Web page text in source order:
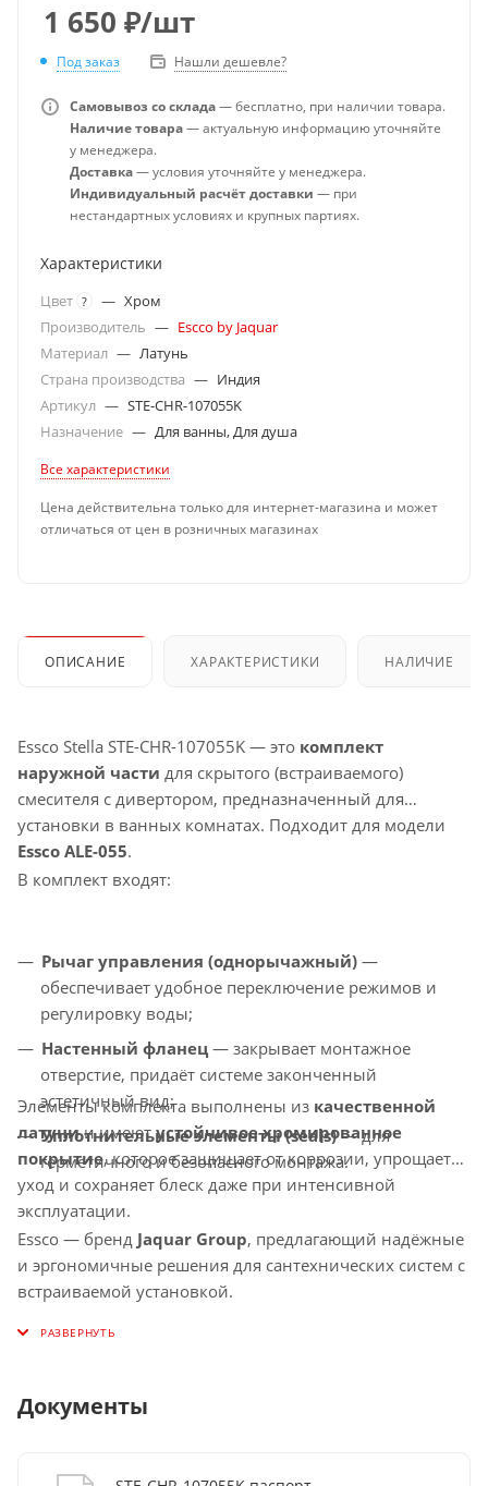
1 650 ₽/шт
Под заказ Нашли дешевле?
Самовывоз со склада— бесплатно, при наличии товара.
Наличие товара— актуальную информацию уточняйте
у менеджера.
Доставка— условия уточняйте у менеджера.
Индивидуальный расчёт доставки — при
нестандартных условиях и крупных партиях.
Характеристики
Цвет ? — Хром
Производитель — Escco by Jaquar
Материал — Латунь
Страна производства — Индия
Артикул — STE-CHR-107055K
Назначение — Для ванны, Для душа
Все характеристики
Цена действительна только для интернет-магазина и может
отличаться от цен в розничных магазинах
ОПИСАНИЕ ХАРАКТЕРИСТИКИ НАЛИЧИЕ
Essco Stella STE-CHR-107055K — это комплект
наружной части для скрытого (встраиваемого)
смесителя с дивертором, предназначенный для
установки в ванных комнатах. Подходит для модели
Essco ALE-055.
В комплект входят:
Рычаг управления (однорычажный) —
обеспечивает удобное переключение режимов и
регулировку воды;
Настенный фланец — закрывает монтажное
отверстие, придаёт системе законченный
эстетичный вид;
Уплотнительные элементы (seals)— для
герметичного и безопасного монтажа.
Элементы комплекта выполнены из качественной
латунии имеютустойчивое хромированное
покрытие, которое защищает от коррозии, упрощает
уход и сохраняет блеск даже при интенсивной
эксплуатации.
Essco — бренд Jaquar Group, предлагающий надёжные
и эргономичные решения для сантехнических систем с
встраиваемой установкой.
Документы